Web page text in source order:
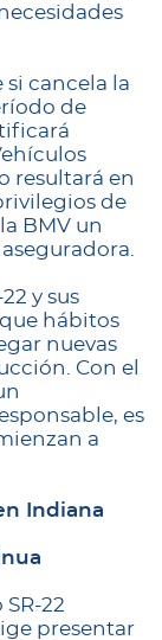
cancela la
de
resultará en
de
BMV un
y sus
hábitos
nuevas
Con el
es
a
Indiana
22
presentar